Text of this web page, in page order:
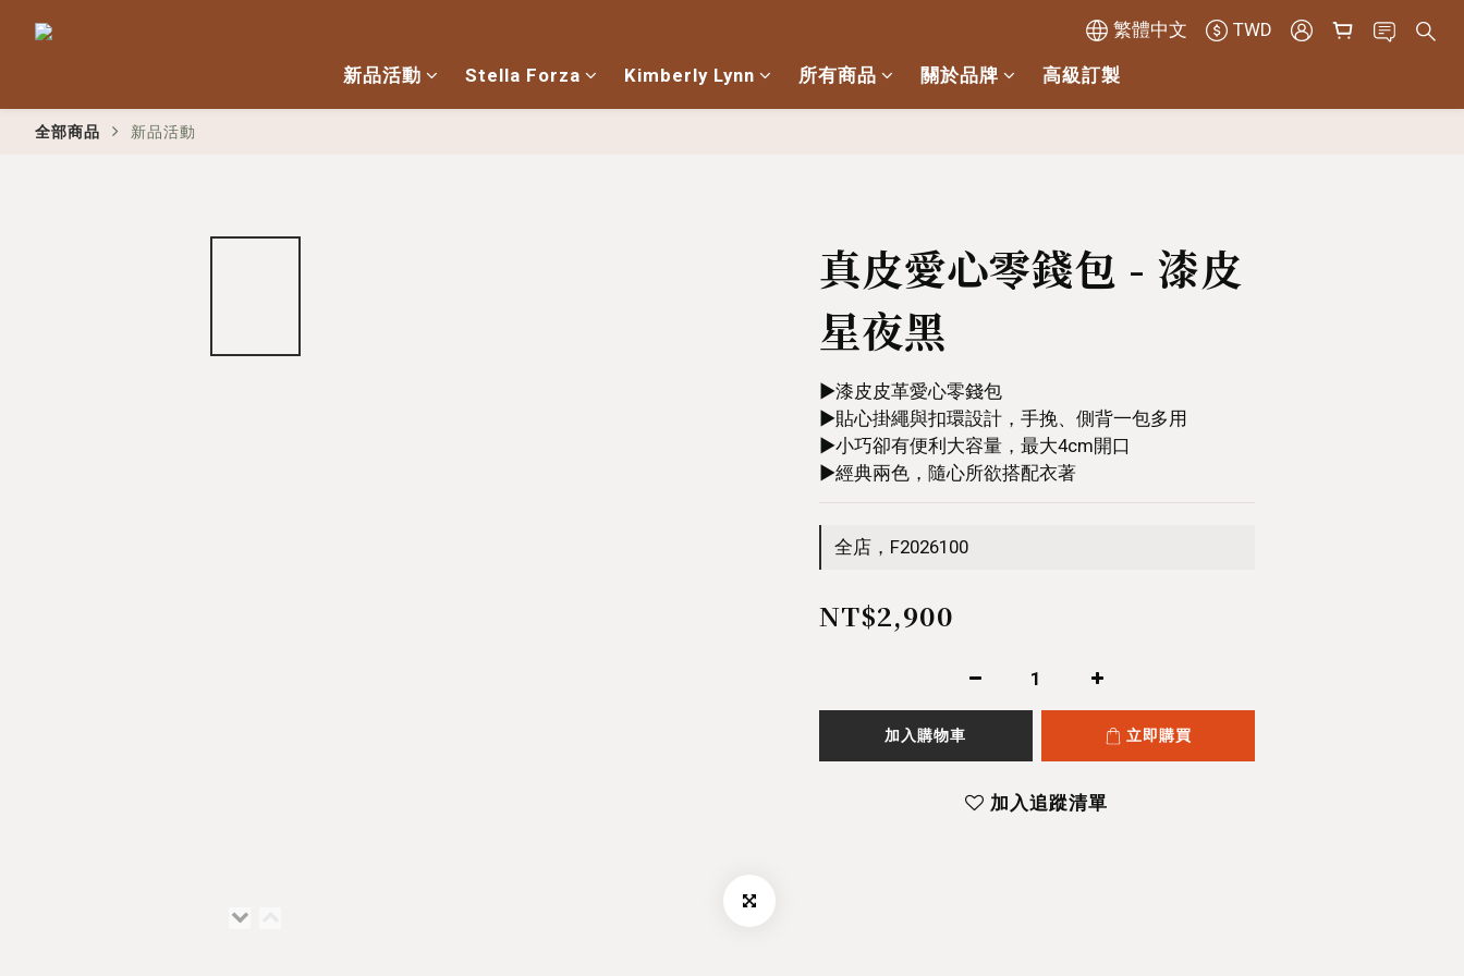
繁體中文 TWD
新品活動 Stella Forza Kimberly Lynn 所有商品 關於品牌 高級訂製
全部商品 新品活動
真皮愛心零錢包 - 漆皮
星夜黑
▶︎漆皮皮革愛心零錢包
▶︎貼心掛繩與扣環設計，手挽、側背一包多用
▶︎小巧卻有便利大容量，最大4cm開口
▶︎經典兩色，隨心所欲搭配衣著
全店，F2026100
NT$2,900
加入購物車 立即購買
加入追蹤清單